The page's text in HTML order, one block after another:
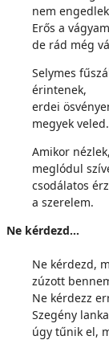
nem engedlek
Erős a
de rád még
Selymes
érintenek,
erdei
megyek veled.
Amikor nézlek,
meglódul
csodálatos
a szerelem.
Ne kérdezd…
Ne kérdezd,
zúzott bennem
Ne kérdezz
Szegény
úgy tűnik el,